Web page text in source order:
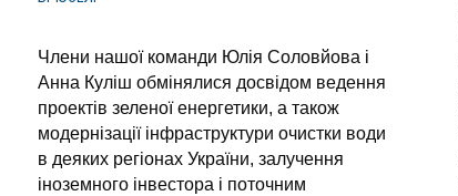
Члени нашої команди Юлія Соловйова і
Анна Куліш обмінялися досвідом ведення
проектів зеленої енергетики, а також
модернізації інфраструктури очистки води
в деяких регіонах України, залучення
іноземного інвестора і поточним